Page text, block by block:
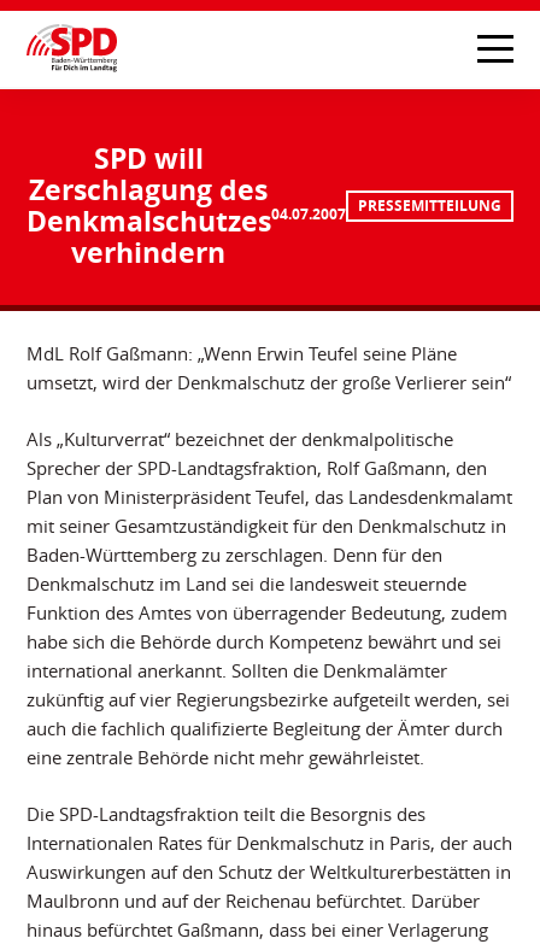
SPD will
Zerschlagung des
Denkmalschutzes
verhindern
04.07.2007 PRESSEMITTEILUNG
MdL Rolf Gaßmann: „Wenn Erwin Teufel seine Pläne
umsetzt, wird der Denkmalschutz der große Verlierer sein“
Als „Kulturverrat“ bezeichnet der denkmalpolitische
Sprecher der SPD-Landtagsfraktion, Rolf Gaßmann, den
Plan von Ministerpräsident Teufel, das Landesdenkmalamt
mit seiner Gesamtzuständigkeit für den Denkmalschutz in
Baden-Württemberg zu zerschlagen. Denn für den
Denkmalschutz im Land sei die landesweit steuernde
Funktion des Amtes von überragender Bedeutung, zudem
habe sich die Behörde durch Kompetenz bewährt und sei
international anerkannt. Sollten die Denkmalämter
zukünftig auf vier Regierungsbezirke aufgeteilt werden, sei
auch die fachlich qualifizierte Begleitung der Ämter durch
eine zentrale Behörde nicht mehr gewährleistet.
Die SPD-Landtagsfraktion teilt die Besorgnis des
Internationalen Rates für Denkmalschutz in Paris, der auch
Auswirkungen auf den Schutz der Weltkulturerbestätten in
Maulbronn und auf der Reichenau befürchtet. Darüber
hinaus befürchtet Gaßmann, dass bei einer Verlagerung